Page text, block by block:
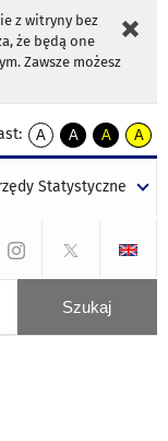
z witryny bez
że będą one
Zawsze możesz
A
kontrast
A
kontrast
tekst
czarnym
A
kontrast
tekst
czarnym
A
tekst
żółtym
Statystyczne